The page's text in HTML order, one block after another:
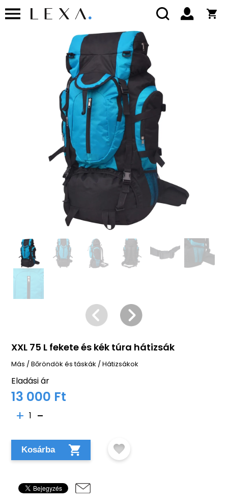
XXL 75 L fekete és kék túra hátizsák
Más /Bőröndök és táskák /Hátizsákok
Eladási ár
13 000 Ft
1
Kosárba